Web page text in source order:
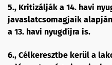
5., Kritizálják a 14. havi
javaslatcsomagjaik
a 13. havi nyugdíjra is.
6., Célkeresztbe kerül a